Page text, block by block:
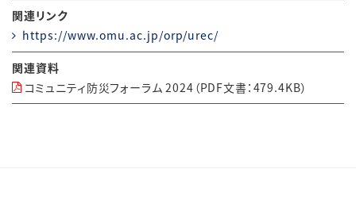
関連リンク
https://www.omu.ac.jp/orp/urec/
関連資料
コミュニティ防災フォーラム 2024（PDF文書：479.4KB）